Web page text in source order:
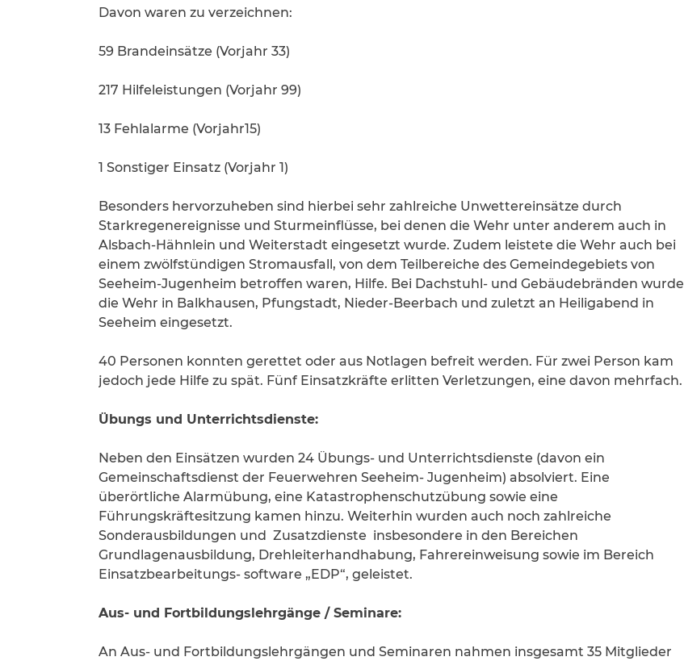
Davon waren zu verzeichnen:
59 Brandeinsätze (Vorjahr 33)
217 Hilfeleistungen (Vorjahr 99)
13 Fehlalarme (Vorjahr15)
1 Sonstiger Einsatz (Vorjahr 1)
Besonders hervorzuheben sind hierbei sehr zahlreiche Unwettereinsätze durch
Starkregenereignisse und Sturmeinflüsse, bei denen die Wehr unter anderem auch in
Alsbach-Hähnlein und Weiterstadt eingesetzt wurde. Zudem leistete die Wehr auch bei
einem zwölfstündigen Stromausfall, von dem Teilbereiche des Gemeindegebiets von
Seeheim-Jugenheim betroffen waren, Hilfe. Bei Dachstuhl- und Gebäudebränden wurde
die Wehr in Balkhausen, Pfungstadt, Nieder-Beerbach und zuletzt an Heiligabend in
Seeheim eingesetzt.
40 Personen konnten gerettet oder aus Notlagen befreit werden. Für zwei Person kam
jedoch jede Hilfe zu spät. Fünf Einsatzkräfte erlitten Verletzungen, eine davon mehrfach.
Übungs und Unterrichtsdienste:
Neben den Einsätzen wurden 24 Übungs- und Unterrichtsdienste (davon ein
Gemeinschaftsdienst der Feuerwehren Seeheim- Jugenheim) absolviert. Eine
überörtliche Alarmübung, eine Katastrophenschutzübung sowie eine
Führungskräftesitzung kamen hinzu. Weiterhin wurden auch noch zahlreiche
Sonderausbildungen und Zusatzdienste insbesondere in den Bereichen
Grundlagenausbildung, Drehleiterhandhabung, Fahrereinweisung sowie im Bereich
Einsatzbearbeitungs- software „EDP“, geleistet.
Aus- und Fortbildungslehrgänge / Seminare:
An Aus- und Fortbildungslehrgängen und Seminaren nahmen insgesamt 35 Mitglieder